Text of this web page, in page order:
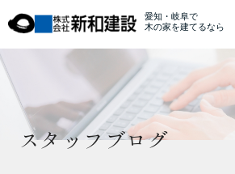
愛知・岐阜で
木の家を建てるなら
スタッフブログ